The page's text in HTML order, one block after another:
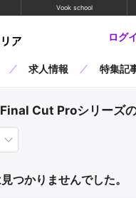
Vook school
ログ
求人情報 特集記
Cut Proシリーズ
つかりませんでした。